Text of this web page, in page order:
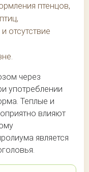
птенцов,
отсутствие
через
употреблении
Теплые и
влияют
является